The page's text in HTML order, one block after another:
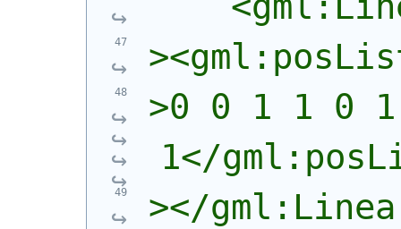
>0 0 1 1 0
1</
></